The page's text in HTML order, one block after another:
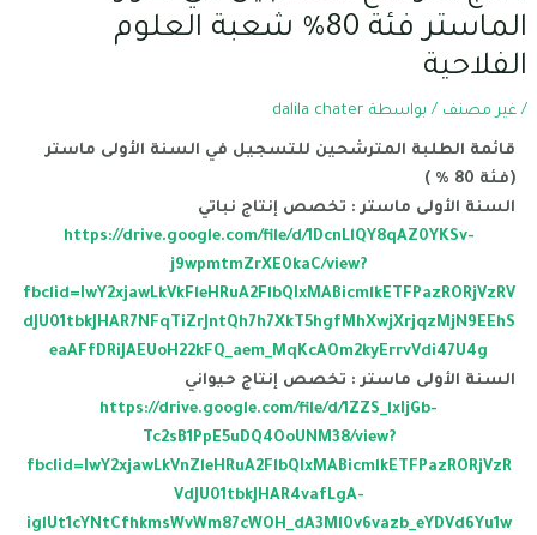
الماستر فئة 80% شعبة العلوم
الفلاحية
/ غير مصنف / بواسطة dalila chater
قائمة الطلبة المترشحين للتسجيل في السنة الأولى ماستر
(فئة 80 % )
السنة الأولى ماستر : تخصص إنتاج نباتي
https://drive.google.com/file/d/1DcnLlQY8qAZ0YKSv-
j9wpmtmZrXE0kaC/view?
fbclid=IwY2xjawLkVkFleHRuA2FlbQIxMABicmlkETFPazRORjVzRV
dJU01tbkJHAR7NFqTiZrJntQh7h7XkT5hgfMhXwjXrjqzMjN9EEhS
eaAFfDRiJAEUoH22kFQ_aem_MqKcAOm2kyErrvVdi47U4g
السنة الأولى ماستر : تخصص إنتاج حيواني
https://drive.google.com/file/d/1ZZS_lxIjGb-
Tc2sB1PpE5uDQ4OoUNM38/view?
fbclid=IwY2xjawLkVnZleHRuA2FlbQIxMABicmlkETFPazRORjVzR
VdJU01tbkJHAR4vafLgA-
iglUt1cYNtCfhkmsWvWm87cWOH_dA3Ml0v6vazb_eYDVd6Yu1w